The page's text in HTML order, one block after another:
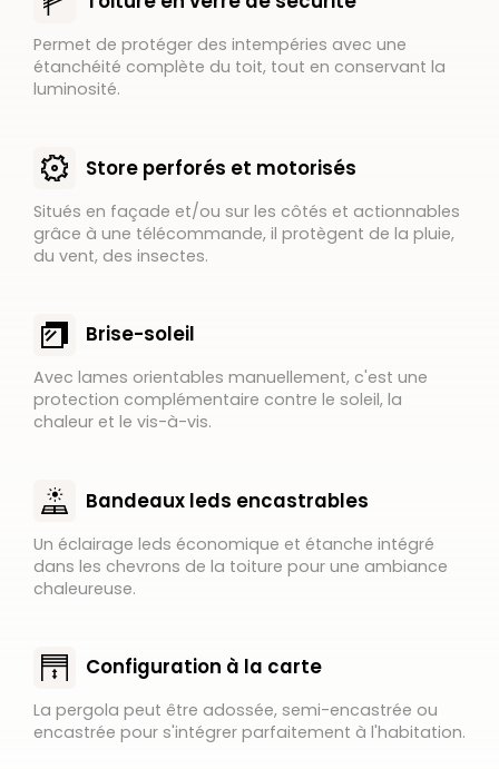
Permet de protéger des intempéries avec une
étanchéité complète du toit, tout en conservant la
luminosité.
Store perforés et motorisés
Situés en façade et/ou sur les côtés et actionnables
grâce à une télécommande, il protègent de la pluie,
du vent, des insectes.
Brise-soleil
Avec lames orientables manuellement, c'est une
protection complémentaire contre le soleil, la
chaleur et le vis-à-vis.
Bandeaux leds encastrables
Un éclairage leds économique et étanche intégré
dans les chevrons de la toiture pour une ambiance
chaleureuse.
Configuration à la carte
La pergola peut être adossée, semi-encastrée ou
encastrée pour s'intégrer parfaitement à l'habitation.